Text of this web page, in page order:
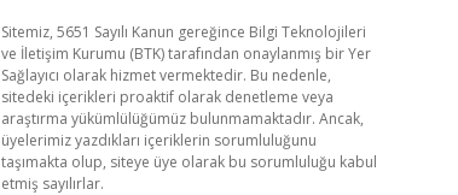
Sitemiz, 5651 Sayılı Kanun gereğince Bilgi Teknolojileri
ve İletişim Kurumu (BTK) tarafından onaylanmış bir Yer
Sağlayıcı olarak hizmet vermektedir. Bu nedenle,
sitedeki içerikleri proaktif olarak denetleme veya
araştırma yükümlülüğümüz bulunmamaktadır. Ancak,
üyelerimiz yazdıkları içeriklerin sorumluluğunu
taşımakta olup, siteye üye olarak bu sorumluluğu kabul
etmiş sayılırlar.